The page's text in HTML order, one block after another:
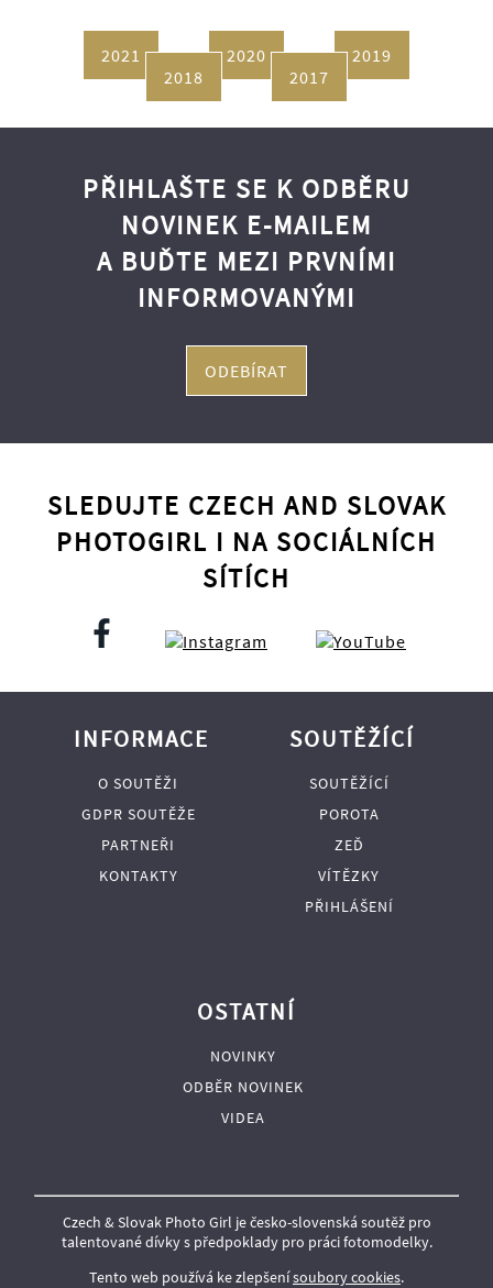
2021 2020
2019
2018
2017
PŘIHLAŠTE SE K ODBĚRU
NOVINEK E-MAILEM
A BUĎTE MEZI PRVNÍMI
INFORMOVANÝMI
ODEBÍRAT
SLEDUJTE CZECH AND SLOVAK
PHOTOGIRL I NA SOCIÁLNÍCH
SÍTÍCH
INFORMACE
O SOUTĚŽI
GDPR SOUTĚŽE
PARTNEŘI
KONTAKTY
SOUTĚŽÍCÍ
SOUTĚŽÍCÍ
POROTA
ZEĎ
VÍTĚZKY
PŘIHLÁŠENÍ
OSTATNÍ
NOVINKY
ODBĚR NOVINEK
VIDEA
Czech & Slovak Photo Girl je česko-slovenská soutěž pro
talentované dívky s předpoklady pro práci fotomodelky.
Tento web používá ke zlepšenísoubory cookies.